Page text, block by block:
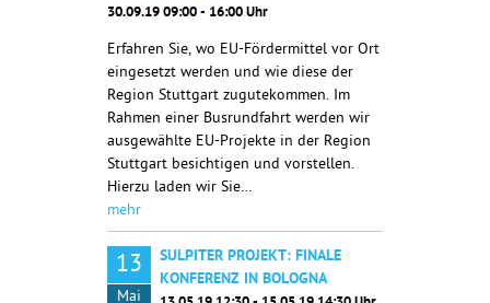
30.09.19 09:00 - 16:00 Uhr
Erfahren Sie, wo EU-Fördermittel vor Ort
eingesetzt werden und wie diese der
Region Stuttgart zugutekommen. Im
Rahmen einer Busrundfahrt werden wir
ausgewählte EU-Projekte in der Region
Stuttgart besichtigen und vorstellen.
Hierzu laden wir Sie…
mehr
13
Mai
SULPITER PROJEKT: FINALE
KONFERENZ IN BOLOGNA